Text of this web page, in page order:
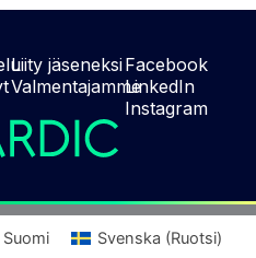
Liity jäseneksi
Valmentajamme
Facebook
LinkedIn
Instagram
Suomi Svenska (Ruotsi)